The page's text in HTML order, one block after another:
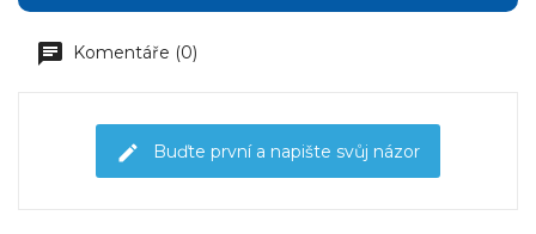
Komentáře (0)
Buďte první a napište svůj názor